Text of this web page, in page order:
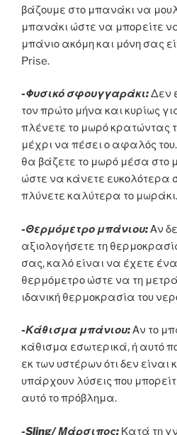
βάζουμε στο μπανάκι να
μπανάκι ώστε να μπορείτε
μπάνιο ακόμη και μόνη σας
Prise.
-Φυσικό σφουγγαράκι:Δεν
τον πρώτο μήνα και κυρίως
πλένετε το μωρό κρατώντας
μέχρι να πέσει ο αφαλός
θα βάζετε το μωρό μέσα στο
ώστε να κάνετε
πλύνετε καλύτερα το μωράκι.
-Θερμόμετρο μπάνιου:Αν
αξιολογήσετε τη
σας, καλό είναι να έχετε
θερμόμετρο ώστε να τη
ιδανική θερμοκρασία του
-Κάθισμα μπάνιου:Αν το
κάθισμα εσωτερικά, ή αυτό
εκ των υστέρων ότι δεν είναι
υπάρχουν λύσεις που
αυτό το πρόβλημα.
-Sling/ Μάρσιπος: Κατά τη